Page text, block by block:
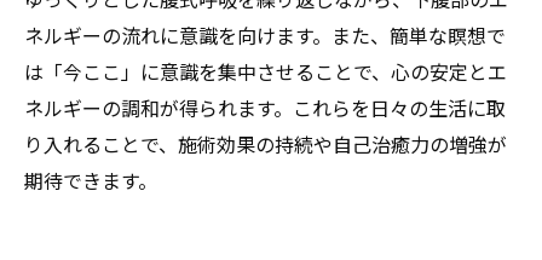
ネルギーの流れに意識を向けます。また、簡単な瞑想で
は「今ここ」に意識を集中させることで、心の安定とエ
ネルギーの調和が得られます。これらを日々の生活に取
り入れることで、施術効果の持続や自己治癒力の増強が
期待できます。